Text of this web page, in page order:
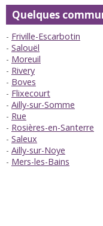
Quelques
Friville-Escarbotin
Salouël
Moreuil
Rivery
Boves
Flixecourt
Ailly-sur-Somme
Rue
Rosières-en-Santerre
Saleux
Ailly-sur-Noye
Mers-les-Bains